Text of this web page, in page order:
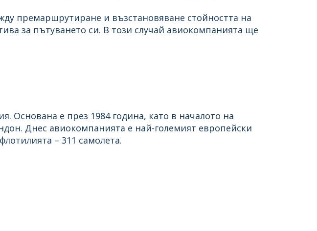
премаршрутиране и възстановяване стойността на
за пътуването си. В този случай авиокомпанията ще
Основана е през 1984 година, като в началото на
Днес авиокомпанията е най-големият европейски
– 311 самолета.